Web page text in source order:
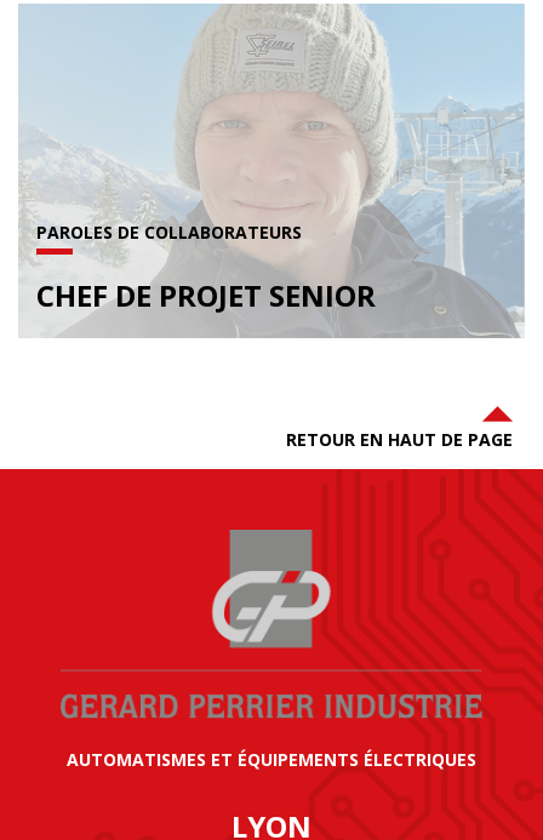
PAROLES DE COLLABORATEURS
CHEF DE PROJET SENIOR
RETOUR EN HAUT DE PAGE
AUTOMATISMES ET ÉQUIPEMENTS ÉLECTRIQUES
LYON